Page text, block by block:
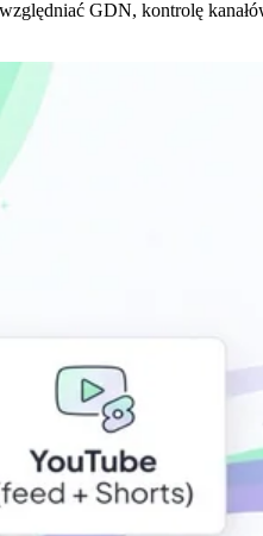
GDN, kontrolę